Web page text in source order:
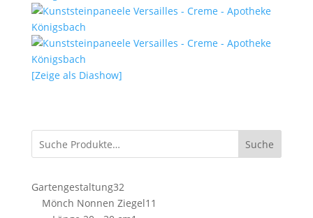
[Zeige als Diashow]
Suche
Gartengestaltung3232
Produkte
Mönch Nonnen Ziegel11